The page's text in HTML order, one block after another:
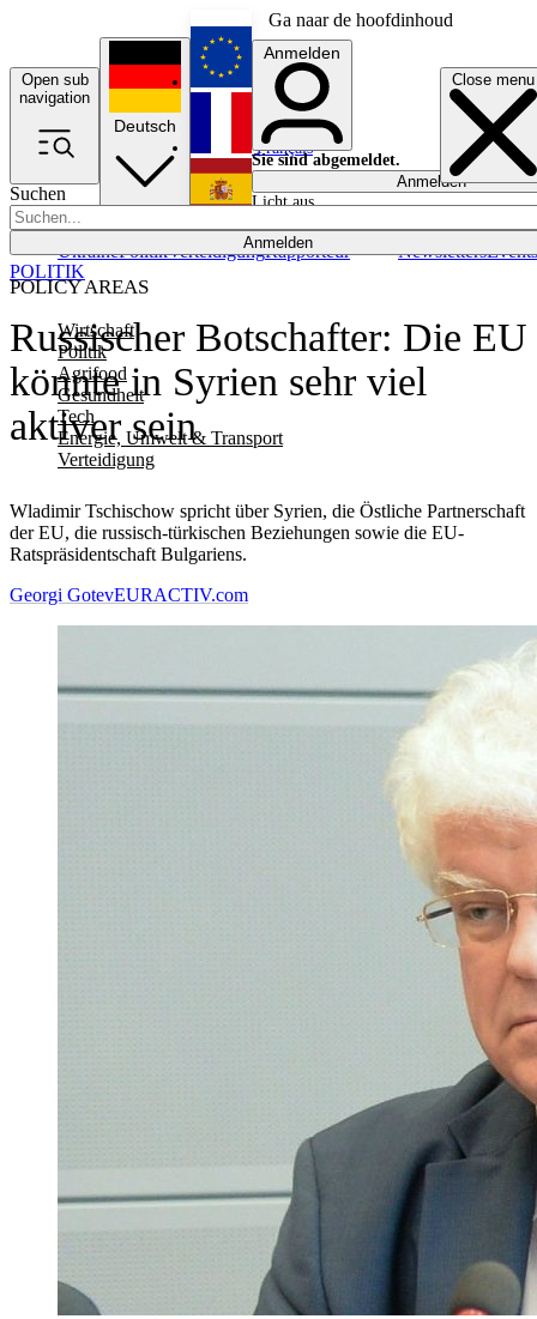
Ga naar de hoofdinhoud
Open sub
navigation
Close menu
Suchen
Anmelden
POLICY AREAS
Wirtschaft
Politik
Agrifood
Gesundheit
Tech
Energie, Umwelt & Transport
Verteidigung
UkrainePolitikVerteidigungRapporteur NewslettersEvents
Deutsch
English
Français
Anmelden
Sie sind abgemeldet.
Anmelden
Licht aus
Russischer Botschafter: Die EU
könnte in Syrien sehr viel
aktiver sein
Wladimir Tschischow spricht über Syrien, die Östliche Partnerschaft
der EU, die russisch-türkischen Beziehungen sowie die EU-
Ratspräsidentschaft Bulgariens.
POLITIK
Georgi GotevEURACTIV.com